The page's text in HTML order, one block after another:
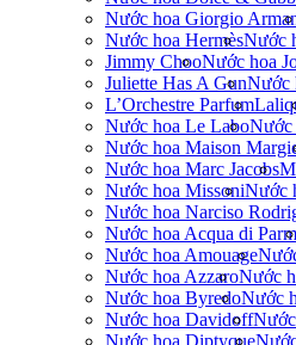
Nước hoa Giorgio
Nước hoa HermèsNước
Jimmy ChooNước hoa
Juliette Has A GunNước
L’Orchestre Parfum
Nước hoa Le LaboNước
Nước hoa Maison
Nước hoa Marc Jacobs
Nước hoa MissoniNước
Nước hoa Narciso
Nước hoa Acqua di
Nước hoa Amouage
Nước hoa AzzaroNước
Nước hoa ByredoNước
Nước hoa Davidoff
Nước hoa Diptyque